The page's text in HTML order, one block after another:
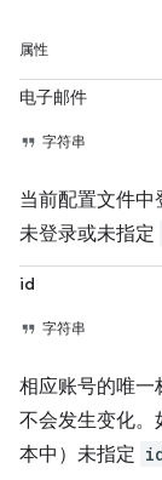
属性
电子邮件
字符串
当前配置文件
未登录或未指定
id
字符串
相应账号的唯一
不会发生变化。
本中）未指定